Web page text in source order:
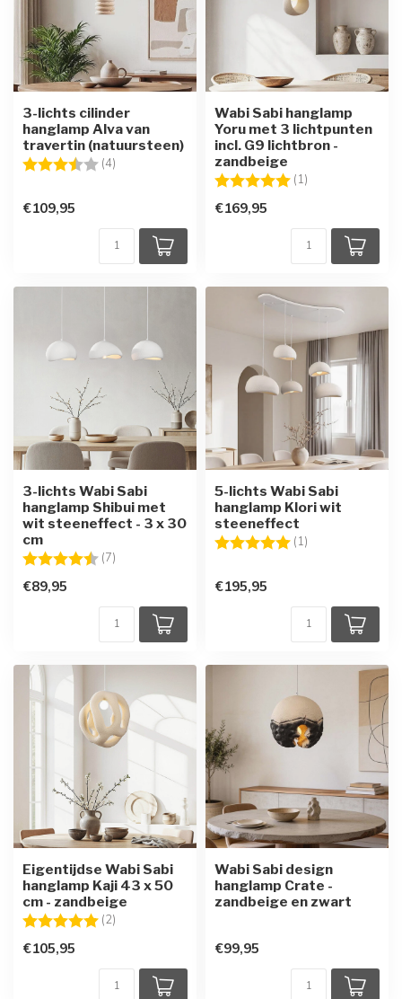
3-lichts cilinder
hanglamp Alva van
travertin (natuursteen)
Beoordeling: (4)
€109,95
Wabi Sabi hanglamp
Yoru met 3 lichtpunten
incl. G9 lichtbron -
zandbeige
Beoordeling: (1)
€169,95
3-lichts Wabi Sabi
hanglamp Shibui met
wit steeneffect - 3 x 30
cm
Beoordeling: (7)
€89,95
5-lichts Wabi Sabi
hanglamp Klori wit
steeneffect
Beoordeling: (1)
€195,95
Eigentijdse Wabi Sabi
hanglamp Kaji 43 x 50
cm - zandbeige
Beoordeling: (2)
€105,95
Wabi Sabi design
hanglamp Crate -
zandbeige en zwart
€99,95